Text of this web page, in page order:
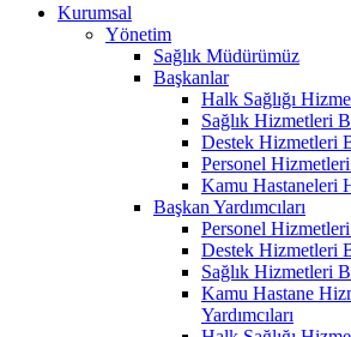
Kurumsal
Yönetim
Sağlık Müdürümüz
Başkanlar
Halk Sağlığı
Sağlık Hizmetleri
Destek Hizmetleri
Personel Hizmetleri
Kamu Hastaneleri
Başkan Yardımcıları
Personel Hizmetleri
Destek Hizmetleri
Sağlık Hizmetleri
Kamu Hastane
Yardımcıları